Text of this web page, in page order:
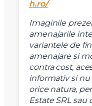
h.ro/
Imaginile
amenajarile
variantele de
amenajare si
contra cost,
informativ si nu
orice natura,
Estate SRL